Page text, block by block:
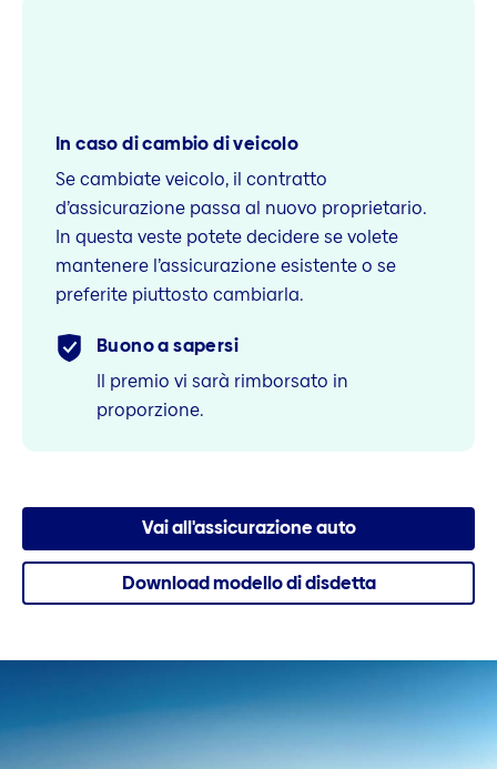
In caso di cambio di veicolo
Se cambiate veicolo, il contratto
d’assicurazione passa al nuovo proprietario.
In questa veste potete decidere se volete
mantenere l’assicurazione esistente o se
preferite piuttosto cambiarla.
Buono a sapersi
Il premio vi sarà rimborsato in
proporzione.
Vai all'assicurazione auto
Download modello di disdetta